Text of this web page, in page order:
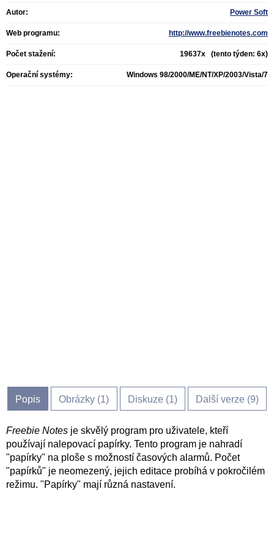
Autor: Power Soft
Web programu: http://www.freebienotes.com
Počet stažení: 19637x (tento týden: 6x)
Operační systémy: Windows 98/2000/ME/NT/XP/2003/Vista/7
Popis Obrázky (1) Diskuze (1) Další verze (9)
Freebie Notes je skvělý program pro uživatele, kteří
používají nalepovací papírky. Tento program je nahradí
"papírky" na ploše s možností časových alarmů. Počet
"papírků" je neomezený, jejich editace probíhá v pokročilém
režimu. "Papírky" mají různá nastavení.